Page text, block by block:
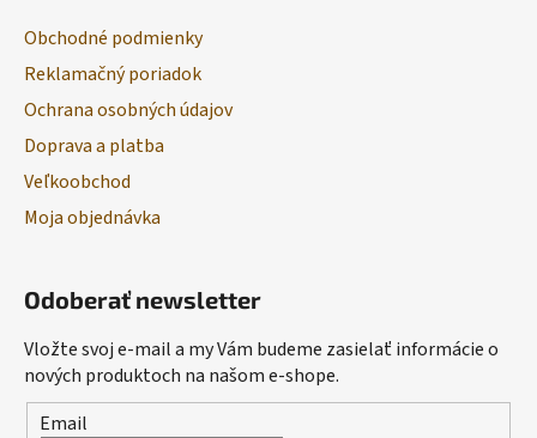
Obchodné podmienky
Reklamačný poriadok
Ochrana osobných údajov
Doprava a platba
Veľkoobchod
Moja objednávka
Odoberať newsletter
Vložte svoj e-mail a my Vám budeme zasielať informácie o
nových produktoch na našom e-shope.
Email